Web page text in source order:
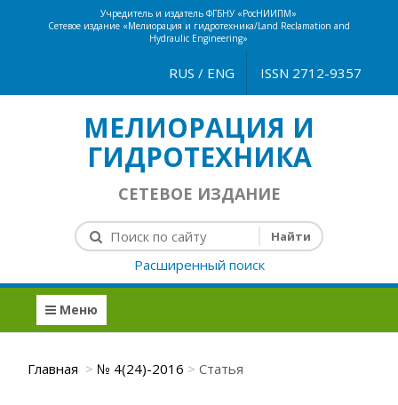
Учредитель и издатель ФГБНУ «РосНИИПМ»
Сетевое издание «Мелиорация и гидротехника/Land Reclamation and
Hydraulic Engineering»
ISSN 2712-9357
RUS / ENG
МЕЛИОРАЦИЯ И
ГИДРОТЕХНИКА
СЕТЕВОЕ ИЗДАНИЕ
Расширенный поиск
Меню
Главная № 4(24)-2016 Статья